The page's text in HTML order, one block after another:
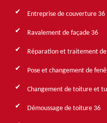
Entreprise de couverture 36
Ravalement de façade 36
Réparation et traitement
Pose et changement de
Changement de toiture et
Démoussage de toiture 36